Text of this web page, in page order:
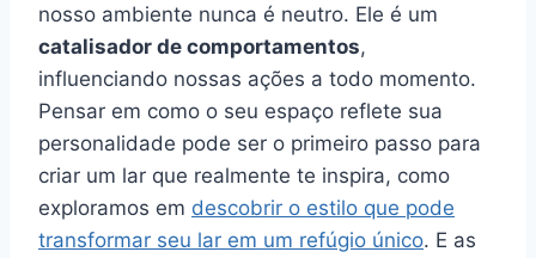
nosso ambiente nunca é neutro. Ele é um
catalisador de comportamentos,
influenciando nossas ações a todo momento.
Pensar em como o seu espaço reflete sua
personalidade pode ser o primeiro passo para
criar um lar que realmente te inspira, como
exploramos em descobrir o estilo que pode
transformar seu lar em um refúgio único. E as